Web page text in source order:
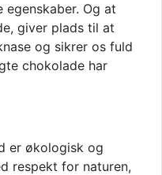
Og at
giver plads til at
og sikrer os fuld
chokolade har
er økologisk og
respekt for naturen,